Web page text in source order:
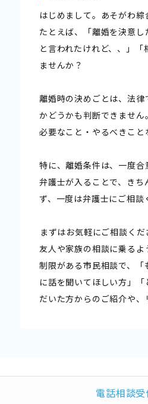
はじめまして。あそがわ
たとえば、「離婚を決意
と言われたけれど、、」
ませんか？
離婚時の決めごとは、法
かどうかも判断できませ
必要なこと・やるべきこと
特に、離婚条件は、一度
弁護士が入ることで、き
ず、一度は弁護士にご相談
――まずはお気軽にご相談くだ
友人や家族の相談に乗る
制限がある市民相談で、
に話を聞いてほしい方」
だいた方からのご紹介や
電話相談受